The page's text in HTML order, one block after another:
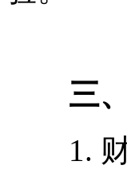
三
1. 财